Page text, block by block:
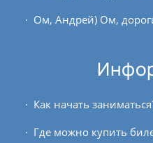
Как начать
Где можно купить